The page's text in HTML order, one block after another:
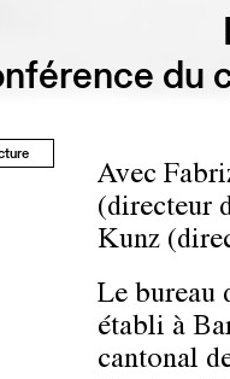
du
Avec
(directeur
Kunz
Le bureau
établi à
cantonal